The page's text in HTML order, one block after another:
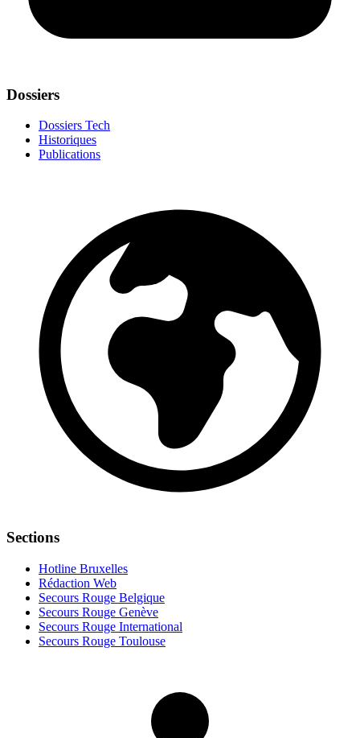
Dossiers
Dossiers Tech
Historiques
Publications
Sections
Hotline Bruxelles
Rédaction Web
Secours Rouge Belgique
Secours Rouge Genève
Secours Rouge International
Secours Rouge Toulouse